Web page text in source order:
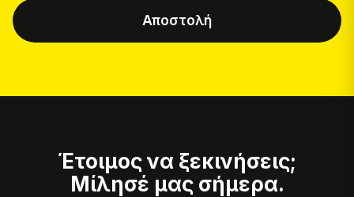
Αποστολή
Έτοιμος να ξεκινήσεις;
Μίλησέ μας σήμερα.